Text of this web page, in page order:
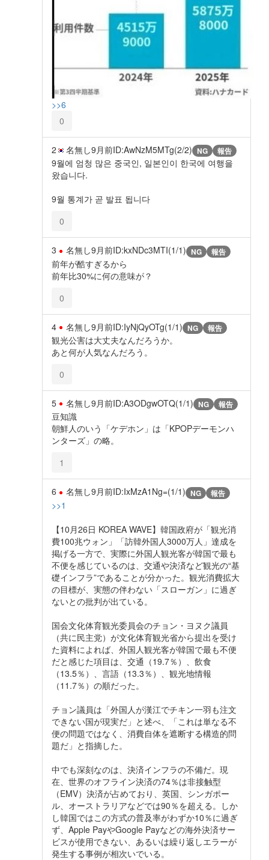
>>6
0
2 名無し9月前ID:AwNzM5MTg(2/2) NG 報告
9월에 엄청 많은 중국인, 일본인이 한국에 여행을
왔습니다.
9월 통계가 곧 발표 됩니다
0
3 名無し9月前ID:kxNDc3MTI(1/1) NG 報告
前年が酷すぎるから
前年比30%に何の意味が？
0
4 名無し9月前ID:IyNjQyOTg(1/1) NG 報告
観光公害は大丈夫なんだろうか。
あと何が人気なんだろう。
0
5 名無し9月前ID:A3ODgwOTQ(1/1) NG 報告
豆知識
朝鮮人のいう「ケデホン」は「KPOPデーモンハ
ンターズ」の略。
1
6 名無し9月前ID:IxMzA1Ng=(1/1) NG 報告
>>1
【10月26日 KOREA WAVE】韓国政府が「観光消
費100兆ウォン」「訪韓外国人3000万人」達成を
掲げる一方で、実際に外国人観光客が韓国で最も
不便を感じているのは、交通や決済など観光の“基
礎インフラ”であることが分かった。観光消費拡大
の目標が、実態の伴わない「スローガン」に過ぎ
ないとの批判が出ている。
国会文化体育観光委員会のチョン・ヨヌク議員
（共に民主党）が文化体育観光省から提出を受け
た資料によれば、外国人観光客が韓国で最も不便
だと感じた項目は、交通（19.7％）、飲食
（13.5％）、言語（13.3％）、観光地情報
（11.7％）の順だった。
チョン議員は「外国人が漢江でチキン一羽も注文
できない国が現実だ」と述べ、「これは単なる不
便の問題ではなく、消費自体を遮断する構造的問
題だ」と指摘した。
中でも深刻なのは、決済インフラの不備だ。現
在、世界のオフライン決済の74％は非接触型
（EMV）決済が占めており、英国、シンガポー
ル、オーストラリアなどでは90％を超える。しか
し韓国ではこの方式の普及率がわずか10％に過ぎ
ず、Apple PayやGoogle Payなどの海外決済サー
ビスが使用できない、あるいは繰り返しエラーが
発生する事例が相次いでいる。